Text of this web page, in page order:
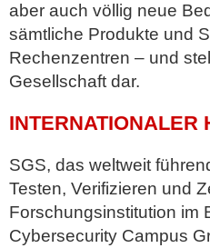
aber auch völlig neue
sämtliche Produkte und
Rechenzentren – und
Gesellschaft dar.
INTERNATIONALER
SGS, das weltweit
Testen, Verifizieren und
Forschungsinstitution im
Cybersecurity Campus